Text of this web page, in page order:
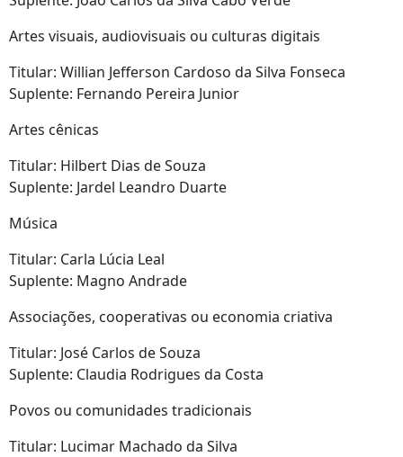
Artes visuais, audiovisuais ou culturas digitais
Titular: Willian Jefferson Cardoso da Silva Fonseca
Suplente: Fernando Pereira Junior
Artes cênicas
Titular: Hilbert Dias de Souza
Suplente: Jardel Leandro Duarte
Música
Titular: Carla Lúcia Leal
Suplente: Magno Andrade
Associações, cooperativas ou economia criativa
Titular: José Carlos de Souza
Suplente: Claudia Rodrigues da Costa
Povos ou comunidades tradicionais
Titular: Lucimar Machado da Silva